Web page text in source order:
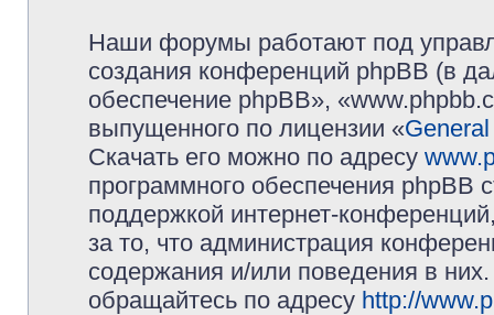
Наши форумы работают под
создания конференций phpBB (в
обеспечение phpBB»,
выпущенного по лицензии «
Скачать его можно по адресу
программного обеспечения phpBB
поддержкой интернет-
за то, что администрация
содержания и/или поведения в
обращайтесь по адресу http://